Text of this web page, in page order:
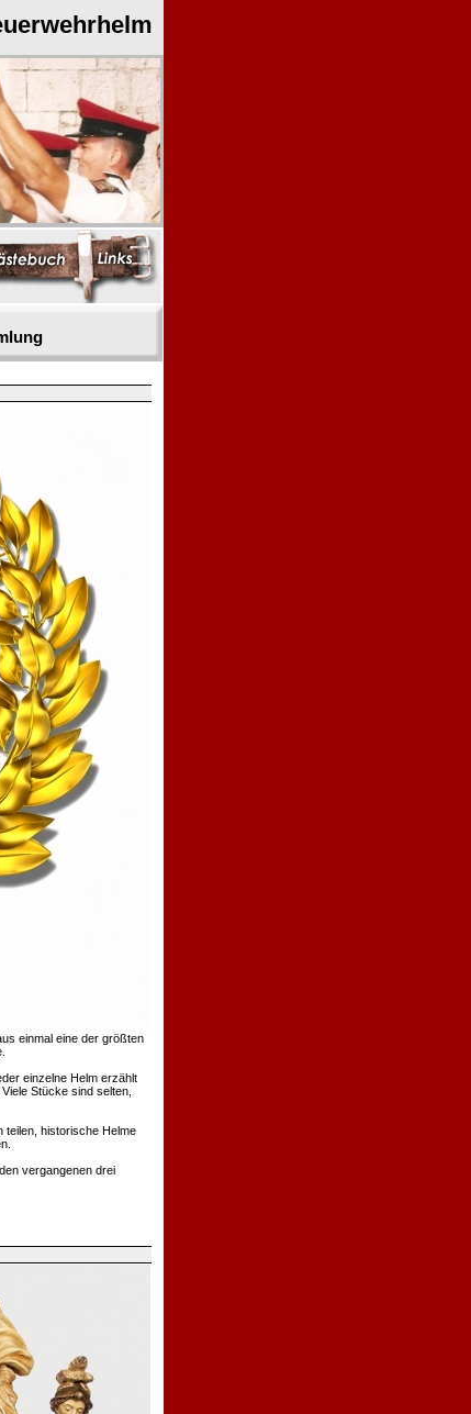
einmal eine der größten
einzelne Helm erzählt
Stücke sind selten,
teilen, historische Helme
vergangenen drei